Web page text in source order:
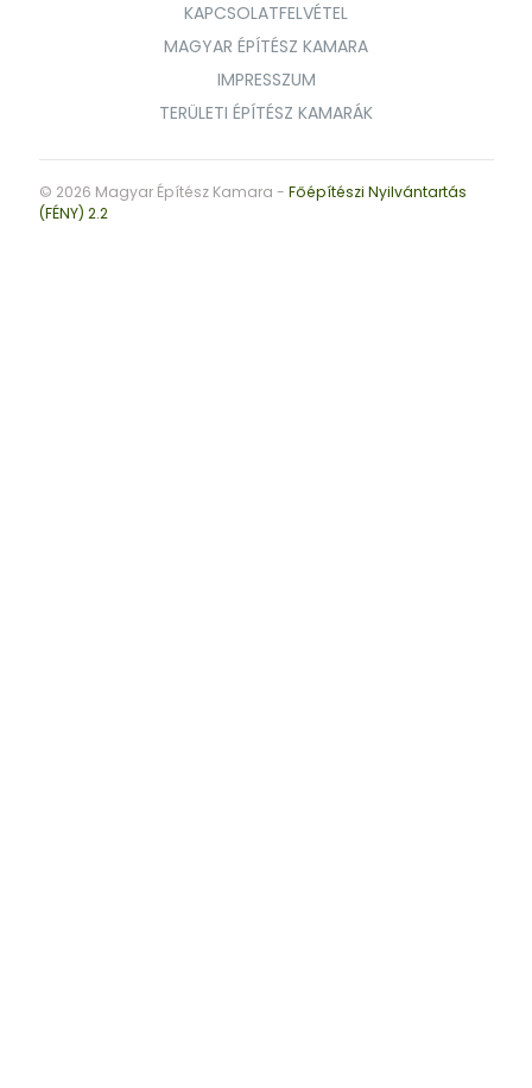
KAPCSOLATFELVÉTEL
MAGYAR ÉPÍTÉSZ KAMARA
IMPRESSZUM
TERÜLETI ÉPÍTÉSZ KAMARÁK
© 2026 Magyar Építész Kamara - Főépítészi Nyilvántartás
(FÉNY) 2.2